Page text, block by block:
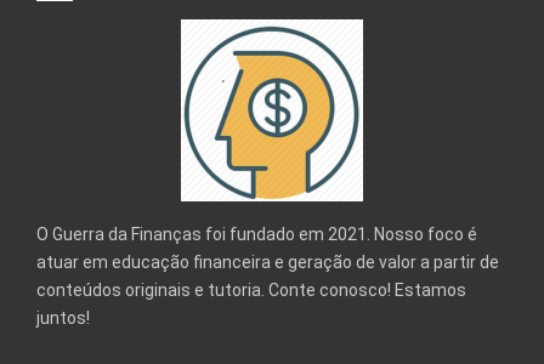
O Guerra da Finanças foi fundado em 2021. Nosso foco é
atuar em educação financeira e geração de valor a partir de
conteúdos originais e tutoria. Conte conosco! Estamos
juntos!